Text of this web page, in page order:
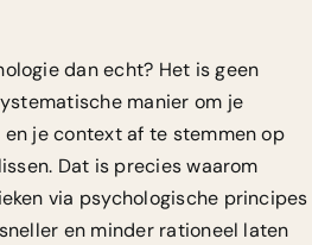
dan echt? Het is geen
manier om je
je context af te stemmen op
Dat is precies waarom
via psychologische principes
en minder rationeel laten